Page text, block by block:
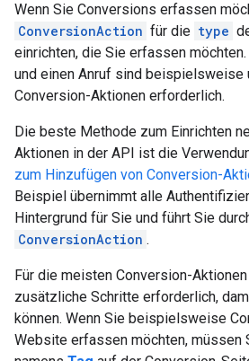
Wenn Sie Conversions erfassen
ConversionAction für die type
einrichten, die Sie erfassen
und einen Anruf sind beispielsweise
Conversion-Aktionen erforderlich.
Die beste Methode zum Einrichten
Aktionen in der API ist die
zum Hinzufügen von Conversion-
Beispiel übernimmt alle
Hintergrund für Sie und führt Sie
ConversionAction .
Für die meisten Conversion-
zusätzliche Schritte erforderlich,
können. Wenn Sie beispielsweise
Website erfassen möchten, müssen